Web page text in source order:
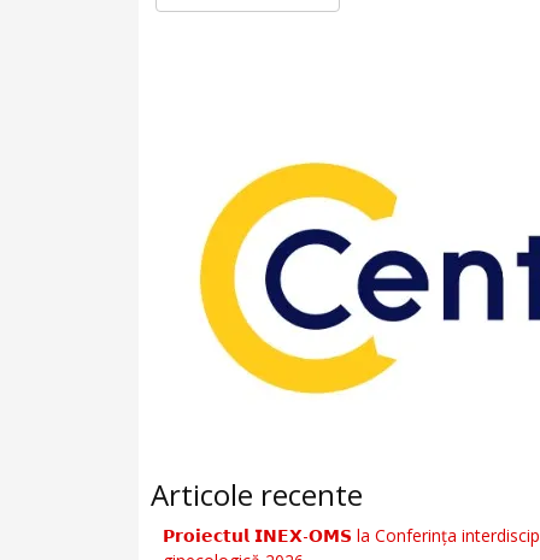
Articole recente
𝗣𝗿𝗼𝗶𝗲𝗰𝘁𝘂𝗹 𝗜𝗡𝗘𝗫-𝗢𝗠𝗦 la Conferința